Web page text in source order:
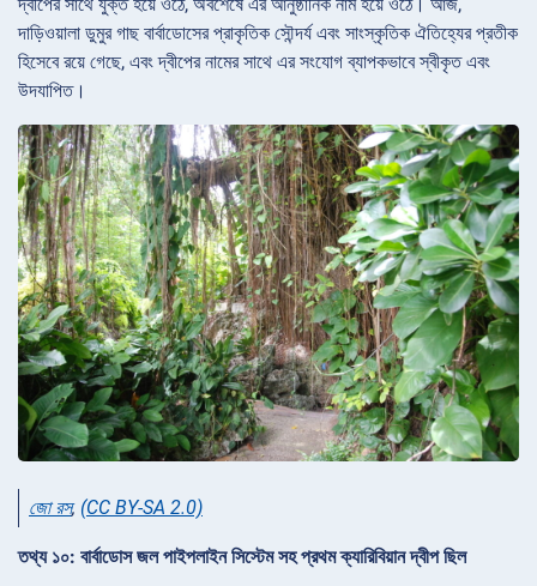
দাড়িওয়ালা ডুমুর গাছ বার্বাডোসের প্রাকৃতিক সৌন্দর্য এবং সাংস্কৃতিক ঐতিহ্যের প্রতীক
হিসেবে রয়ে গেছে, এবং দ্বীপের নামের সাথে এর সংযোগ ব্যাপকভাবে স্বীকৃত এবং
উদযাপিত।
জো রস, (CC BY-SA 2.0)
তথ্য ১০: বার্বাডোস জল পাইপলাইন সিস্টেম সহ প্রথম ক্যারিবিয়ান দ্বীপ ছিল